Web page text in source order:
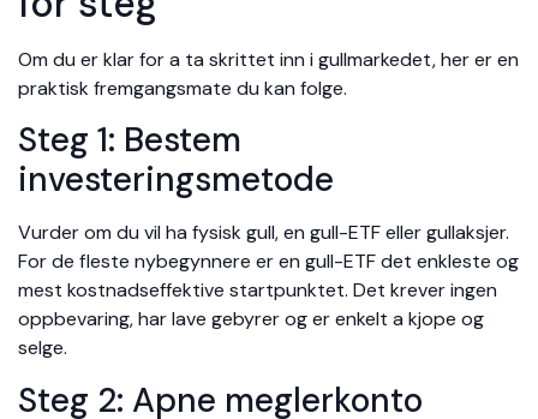
Om du er klar for a ta skrittet inn i gullmarkedet, her er en
praktisk fremgangsmate du kan folge.
Steg 1: Bestem
investeringsmetode
Vurder om du vil ha fysisk gull, en gull-ETF eller gullaksjer.
For de fleste nybegynnere er en gull-ETF det enkleste og
mest kostnadseffektive startpunktet. Det krever ingen
oppbevaring, har lave gebyrer og er enkelt a kjope og
selge.
Steg 2: Apne meglerkonto